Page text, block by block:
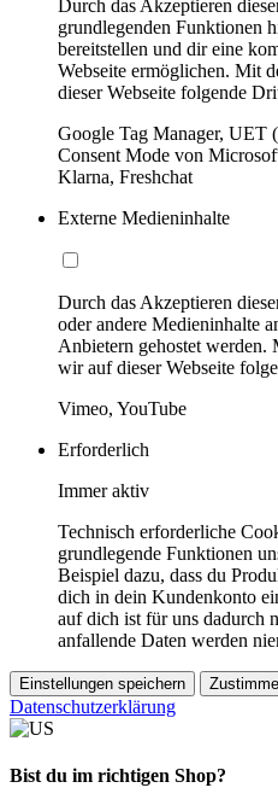
Durch das Akzeptieren
grundlegenden Funktionen
bereitstellen und dir eine
Webseite ermöglichen. Mit
dieser Webseite folgende
Google Tag Manager, UET
Consent Mode von
Klarna, Freshchat
Externe Medieninhalte
Durch das Akzeptieren
oder andere Medieninhalte
Anbietern gehostet
wir auf dieser Webseite
Vimeo, YouTube
Erforderlich
Immer aktiv
Technisch erforderliche
grundlegende Funktionen
Beispiel dazu, dass du
dich in dein Kundenkonto
auf dich ist für uns dadurch
anfallende Daten werden
Einstellungen speichern
Datenschutzerklärung
Bist du im richtigen Shop?